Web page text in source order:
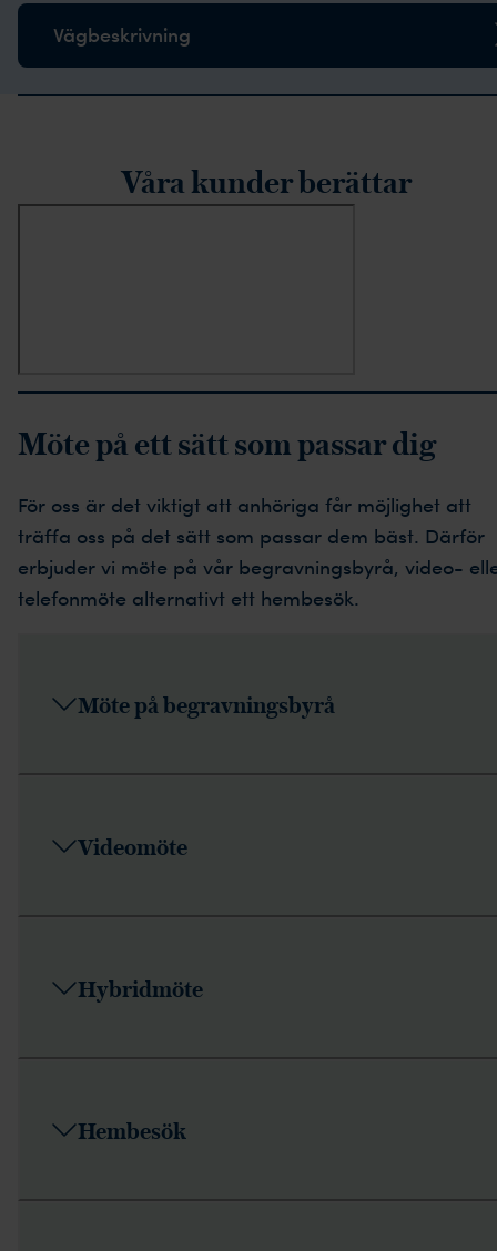
Vägbeskrivning
recensioner
Våra kunder berättar
Möte på ett sätt som passar dig
För oss är det viktigt att anhöriga får möjlighet att
träffa oss på det sätt som passar dem bäst. Därför
erbjuder vi möte på vår begravningsbyrå, video-
telefonmöte alternativt ett hembesök.
Möte på begravningsbyrå
Videomöte
Hybridmöte
Hembesök